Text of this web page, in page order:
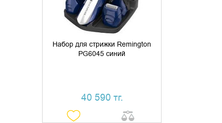
Набор для стрижки Remington
PG6045 синий
40 590 тг.